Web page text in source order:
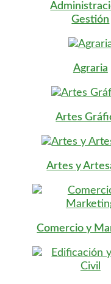
Gestión
Agraria
Artes
Artes y
Comercio y